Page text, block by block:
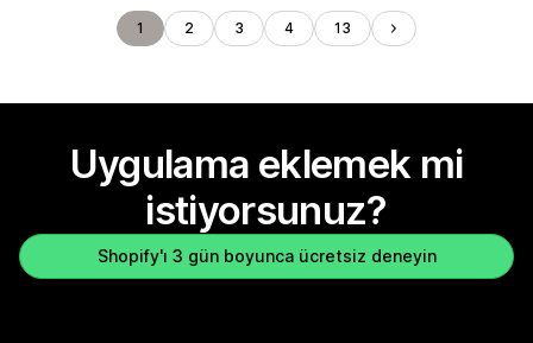
1 2 3 4 13
Uygulama eklemek mi
istiyorsunuz?
Shopify'ı 3 gün boyunca ücretsiz deneyin